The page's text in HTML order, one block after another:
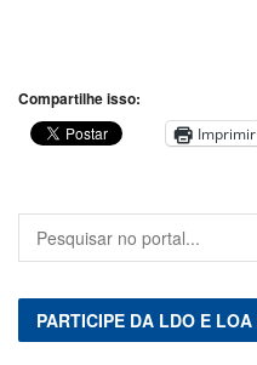
Compartilhe isso:
Imprimir
PARTICIPE DA LDO E